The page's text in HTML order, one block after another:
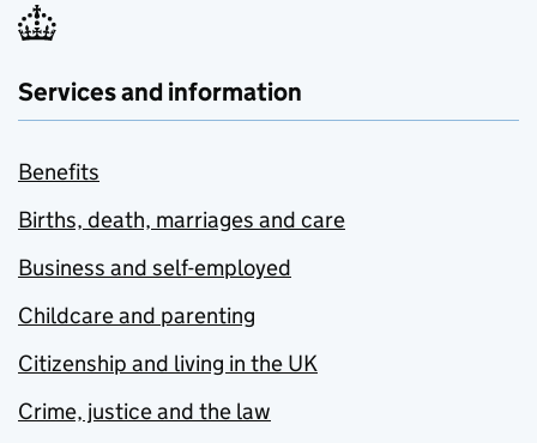
Services and information
Benefits
Births, death, marriages and care
Business and self-employed
Childcare and parenting
Citizenship and living in the UK
Crime, justice and the law